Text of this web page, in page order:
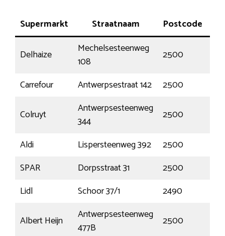
Supermarkt Straatnaam Postcode
Delhaize
Mechelsesteenweg
108
2500
Carrefour
Antwerpsestraat 142 2500
Colruyt
Antwerpsesteenweg
344
2500
Aldi
Lispersteenweg 392 2500
SPAR
Dorpsstraat 31 2500
Lidl
Schoor 37/1 2490
Albert Heijn
Antwerpsesteenweg
477B
2500